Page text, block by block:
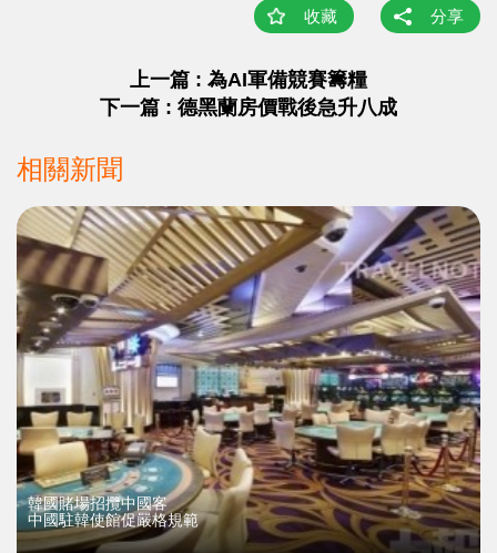
收藏 分享
上一篇 : 為AI軍備競賽籌糧
下一篇 : 德黑蘭房價戰後急升八成
相關新聞
韓國賭場招攬中國客
中國駐韓使館促嚴格規範